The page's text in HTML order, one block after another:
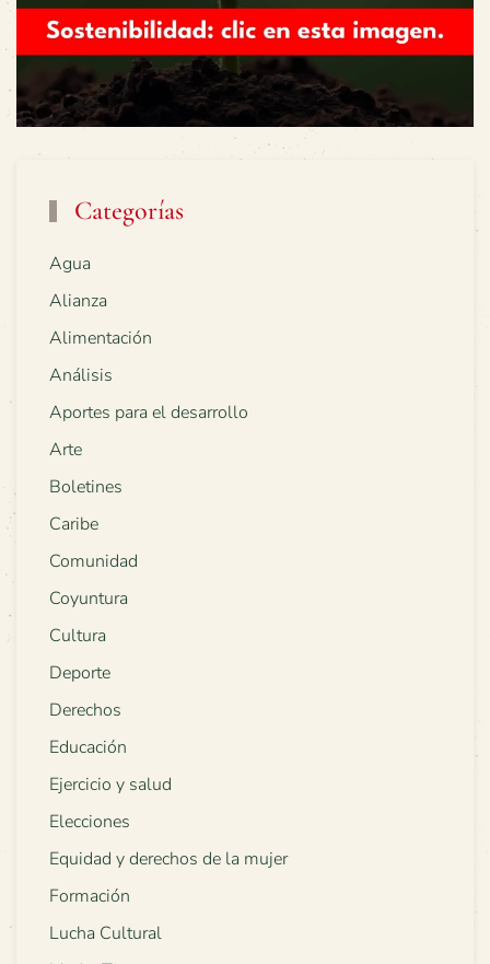
Categorías
Agua
Alianza
Alimentación
Análisis
Aportes para el desarrollo
Arte
Boletines
Caribe
Comunidad
Coyuntura
Cultura
Deporte
Derechos
Educación
Ejercicio y salud
Elecciones
Equidad y derechos de la mujer
Formación
Lucha Cultural